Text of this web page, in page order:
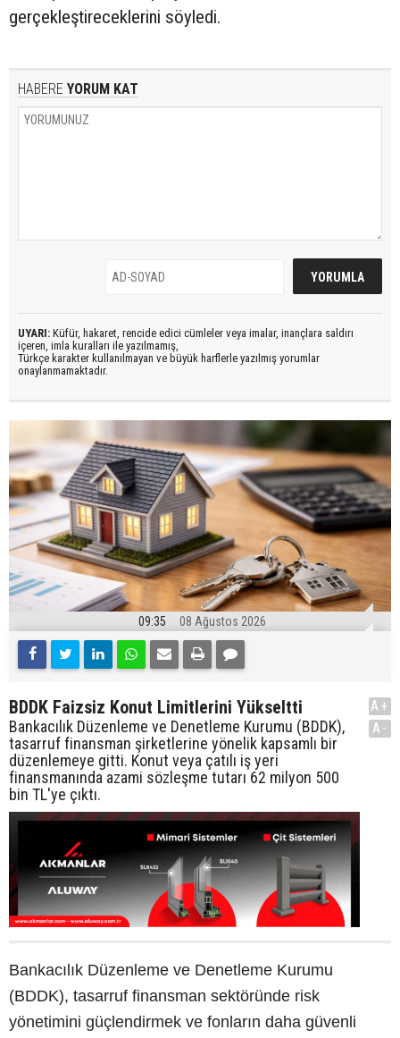
gerçekleştireceklerini söyledi.
HABERE YORUM KAT
UYARI: Küfür, hakaret, rencide edici cümleler veya imalar, inançlara saldırı
içeren, imla kuralları ile yazılmamış,
Türkçe karakter kullanılmayan ve büyük harflerle yazılmış yorumlar
onaylanmamaktadır.
09:35 08 Ağustos 2026
BDDK Faizsiz Konut Limitlerini Yükseltti
Bankacılık Düzenleme ve Denetleme Kurumu (BDDK),
tasarruf finansman şirketlerine yönelik kapsamlı bir
düzenlemeye gitti. Konut veya çatılı iş yeri
finansmanında azami sözleşme tutarı 62 milyon 500
bin TL'ye çıktı.
A+
A-
Bankacılık Düzenleme ve Denetleme Kurumu
(BDDK), tasarruf finansman sektöründe risk
yönetimini güçlendirmek ve fonların daha güvenli